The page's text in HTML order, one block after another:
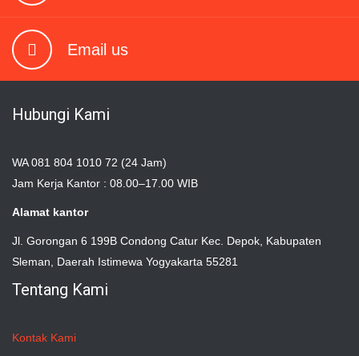
Email us
Hubungi Kami
WA 081 804 1010 72 (24 Jam)
Jam Kerja Kantor : 08.00–17.00 WIB
Alamat kantor
Jl. Gorongan 6 199B Condong Catur Kec. Depok, Kabupaten
Sleman, Daerah Istimewa Yogyakarta 55281
Tentang Kami
Kontak Kami